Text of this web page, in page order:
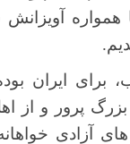
همواره
برای ایران
پرور و از
آزادی